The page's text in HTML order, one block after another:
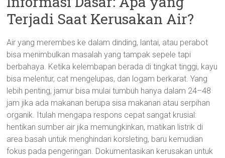
Terjadi Saat Kerusakan Air?
Air yang merembes ke dalam dinding, lantai, atau perabot
bisa menimbulkan masalah yang tampak sepele tapi
berbahaya. Ketika kelembapan berada di tingkat tinggi, kayu
bisa melentur, cat mengelupas, dan logam berkarat. Yang
lebih penting, jamur bisa mulai tumbuh hanya dalam 24–48
jam jika ada makanan berupa sisa makanan atau serpihan
organik. Itulah mengapa respons cepat sangat krusial:
hentikan sumber air jika memungkinkan, matikan listrik di
area basah untuk menghindari korsleting, baru kemudian
fokus pada pengeringan. Dokumentasikan kerusakan untuk